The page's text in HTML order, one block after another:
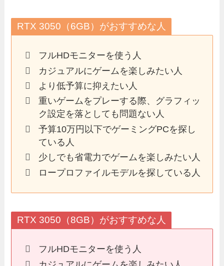
RTX 3050（6GB）がおすすめな人
フルHDモニターを使う人
カジュアルにゲームを楽しみたい人
より低予算に抑えたい人
重いゲームをプレーする際、グラフィッ
ク設定を落としても問題ない人
予算10万円以下でゲーミングPCを探し
ている人
少しでも省電力でゲームを楽しみたい人
ロープロファイルモデルを探している人
RTX 3050（8GB）がおすすめな人
フルHDモニターを使う人